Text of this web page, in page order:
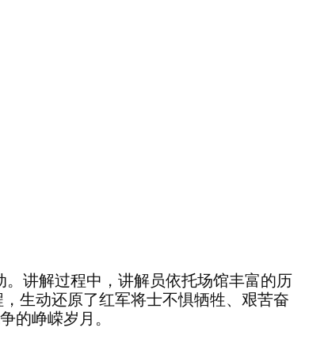
讲解过程中，讲解员依托场馆丰富的历
生动还原了红军将士不惧牺牲、艰苦奋
的峥嵘岁月。